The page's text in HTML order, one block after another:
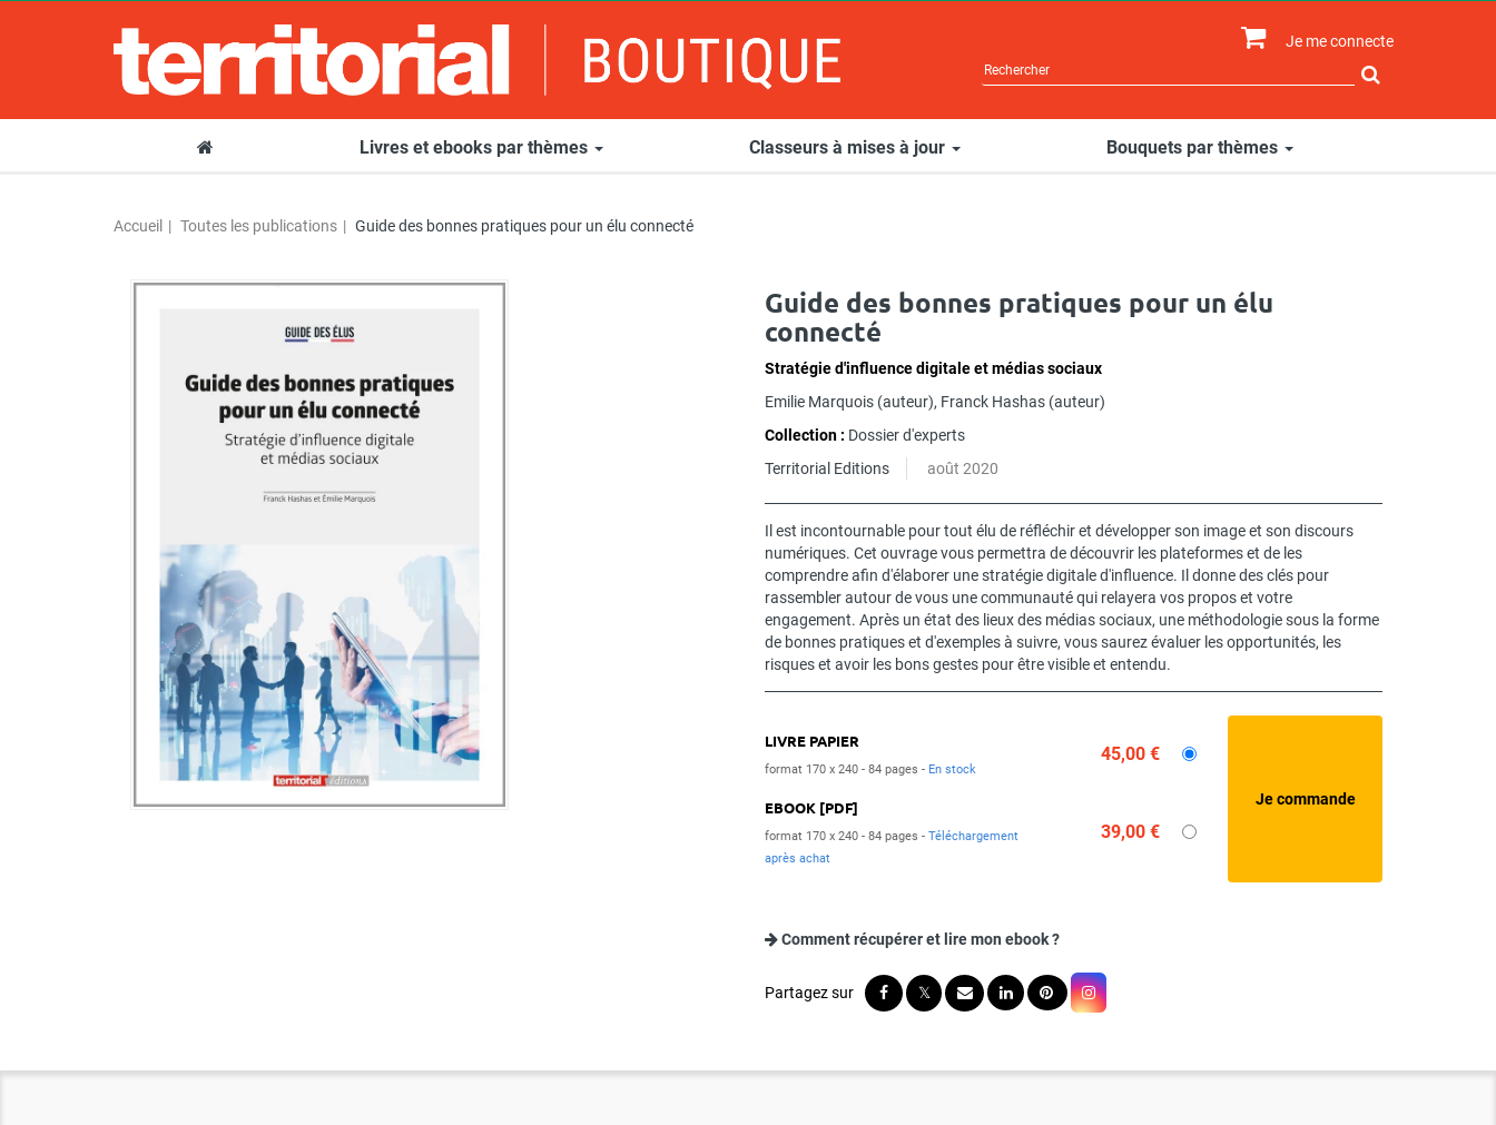
Je me connecte
Livres et ebooks par thèmes Classeurs à mises à jour Bouquets par thèmes
Accueil Toutes les publications Guide des bonnes pratiques pour un élu connecté
Guide des bonnes pratiques pour un élu
connecté
Stratégie d'influence digitale et médias sociaux
Emilie Marquois (auteur), Franck Hashas (auteur)
Collection : Dossier d'experts
Territorial Editions
août 2020
Il est incontournable pour tout élu de réfléchir et développer son image et son discours
numériques. Cet ouvrage vous permettra de découvrir les plateformes et de les
comprendre afin d'élaborer une stratégie digitale d'influence. Il donne des clés pour
rassembler autour de vous une communauté qui relayera vos propos et votre
engagement. Après un état des lieux des médias sociaux, une méthodologie sous la forme
de bonnes pratiques et d'exemples à suivre, vous saurez évaluer les opportunités, les
risques et avoir les bons gestes pour être visible et entendu.
LIVRE PAPIER
format 170 x 240 84 pages En stock
45,00 €
EBOOK [PDF]
format 170 x 240 84 pages
Téléchargement
après achat
39,00 €
Comment récupérer et lire mon ebook ?